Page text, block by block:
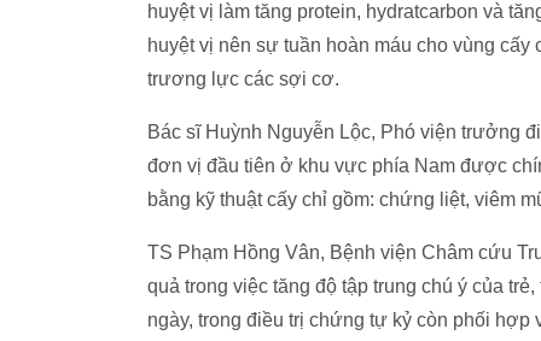
huyệt vị làm tăng protein, hydratcarbon và
huyệt vị nên sự tuần hoàn máu cho vùng
trương lực các sợi cơ.
Bác sĩ Huỳnh Nguyễn Lộc, Phó viện trưởng
đơn vị đầu tiên ở khu vực phía Nam được
bằng kỹ thuật cấy chỉ gồm: chứng liệt, viêm
TS Phạm Hồng Vân, Bệnh viện Châm cứu
quả trong việc tăng độ tập trung chú ý của
ngày, trong điều trị chứng tự kỷ còn phối